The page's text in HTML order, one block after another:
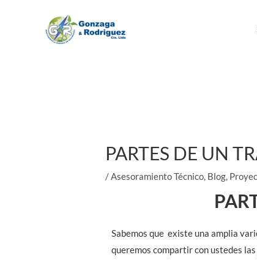
PARTES DE UN
/Asesoramiento Técnico, Blog,
Sabemos que existe una amplia
queremos compartir con ustedes